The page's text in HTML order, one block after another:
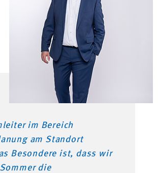
im Bereich
am Standort
Besondere ist, dass wir
die